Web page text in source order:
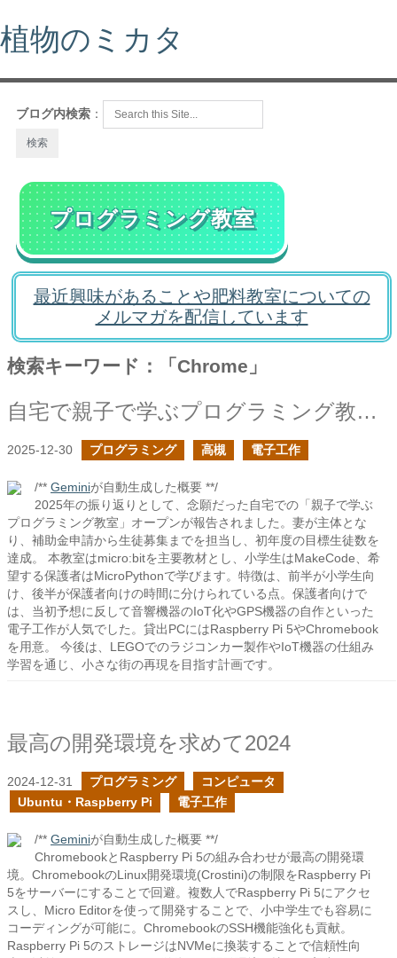
植物のミカタ
ブログ内検索 ：
プログラミング教室
最近興味があることや肥料教室についての
メルマガを配信しています
検索キーワード：「Chrome」
自宅で親子で学ぶプログラミング教室のオープンしました
2025-12-30 プログラミング 高槻 電子工作
/** Geminiが自動生成した概要 **/
2025年の振り返りとして、念願だった自宅での「親子で学ぶ
プログラミング教室」オープンが報告されました。妻が主体とな
り、補助金申請から生徒募集までを担当し、初年度の目標生徒数を
達成。 本教室はmicro:bitを主要教材とし、小学生はMakeCode、希
望する保護者はMicroPythonで学びます。特徴は、前半が小学生向
け、後半が保護者向けの時間に分けられている点。保護者向けで
は、当初予想に反して音響機器のIoT化やGPS機器の自作といった
電子工作が人気でした。貸出PCにはRaspberry Pi 5やChromebook
を用意。 今後は、LEGOでのラジコンカー製作やIoT機器の仕組み
学習を通じ、小さな街の再現を目指す計画です。
最高の開発環境を求めて2024
2024-12-31 プログラミング
コンピュータ
Ubuntu・Raspberry Pi
電子工作
/** Geminiが自動生成した概要 **/
ChromebookとRaspberry Pi 5の組み合わせが最高の開発環
境。ChromebookのLinux開発環境(Crostini)の制限をRaspberry Pi
5をサーバーにすることで回避。複数人でRaspberry Pi 5にアクセ
スし、Micro Editorを使って開発することで、小中学生でも容易に
コーディングが可能に。ChromebookのSSH機能強化も貢献。
Raspberry Pi 5のストレージはNVMeに換装することで信頼性向